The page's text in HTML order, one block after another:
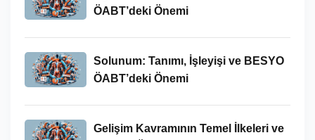
ÖABT’deki Önemi
Solunum: Tanımı, İşleyişi ve BESYO
ÖABT’deki Önemi
Gelişim Kavramının Temel İlkeleri ve